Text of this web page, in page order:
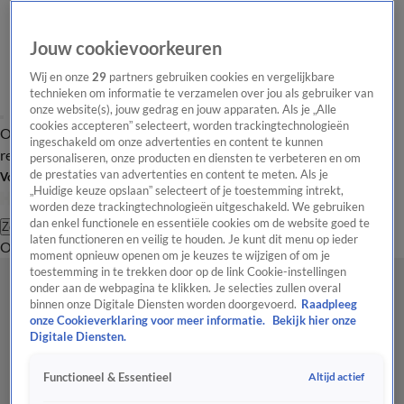
Overzicht Laatste nieuws Regionieuws Het beste van Hart
Tip de
redactie
Volg Hart van Nederland
Zoeken
OverzichtRegioUitzendingenWeerTip de redactiePanelVideo's
Jouw cookievoorkeuren
Wij en onze29 partners gebruiken cookies en vergelijkbare
technieken om informatie te verzamelen over jou als gebruiker van
onze website(s), jouw gedrag en jouw apparaten. Als je „Alle
cookies accepteren” selecteert, worden trackingtechnologieën
ingeschakeld om onze advertenties en content te kunnen
personaliseren, onze producten en diensten te verbeteren en om
de prestaties van advertenties en content te meten. Als je
„Huidige keuze opslaan” selecteert of je toestemming intrekt,
worden deze trackingtechnologieën uitgeschakeld. We gebruiken
dan enkel functionele en essentiële cookies om de website goed te
laten functioneren en veilig te houden. Je kunt dit menu op ieder
moment opnieuw openen om je keuzes te wijzigen of om je
toestemming in te trekken door op de link Cookie-instellingen
onder aan de webpagina te klikken. Je selecties zullen overal
binnen onze Digitale Diensten worden doorgevoerd. Raadpleeg
onze Cookieverklaring voor meer informatie.
Bekijk hier onze
Digitale Diensten.
Functioneel & Essentieel Altijd actief